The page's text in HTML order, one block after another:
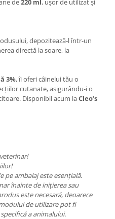
de220 ml, ușor de utilizat și
depozitează-l într-un
directă la soare, la
3%, îi oferi câinelui tău o
cutanate, asigurându-i o
Disponibil acum laCleo’s
pe ambalaj este esențială.
înainte de inițierea sau
este necesară, deoarece
de utilizare pot fi
a animalului.